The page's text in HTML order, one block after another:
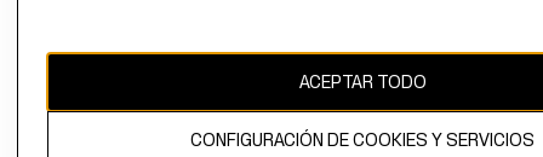
ACEPTAR TODO
CONFIGURACIÓN DE COOKIES Y SERVICIOS